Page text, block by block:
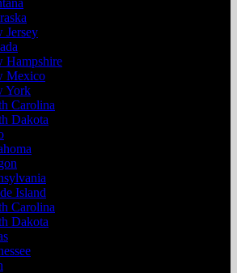
Jersey
Hampshire
Mexico
York
Carolina
Dakota
Island
Carolina
Dakota